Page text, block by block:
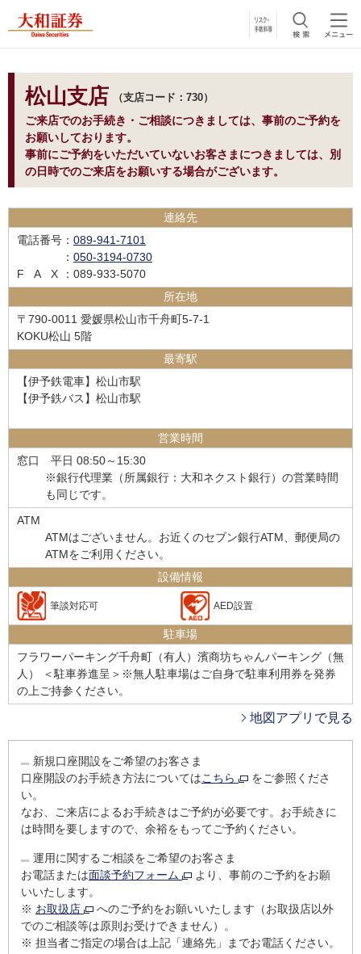
松山支店 支店コード：730
ご来店でのお手続き・ご相談につきましては、事前のご予約を
お願いしております。
事前にご予約をいただいていないお客さまにつきましては、別
の日時でのご来店をお願いする場合がございます。
連絡先
電話番号 ： 089-941-7101
： 050-3194-0730
FAX：089-933-5070
所在地
〒790-0011 愛媛県松山市千舟町5-7-1
KOKU松山 5階
最寄駅
【伊予鉄電車】松山市駅
【伊予鉄バス】松山市駅
営業時間
窓口
平日 08:50～15:30
※銀行代理業（所属銀行：大和ネクスト銀行）の営業時間
も同じです。
ATM
ATMはございません。お近くのセブン銀行ATM、郵便局の
ATMをご利用ください。
設備情報
筆談対応可 AED設置
駐車場
フラワーパーキング千舟町（有人）濱商坊ちゃんパーキング（無
人） ＜駐車券進呈＞※無人駐車場はご自身で駐車利用券を発券
の上ご持参ください。
地図アプリで見る
新規口座開設をご希望のお客さま
口座開設のお手続き方法についてはこちら
をご参照くださ
い。
なお、ご来店によるお手続きはご予約が必要です。お手続きに
は時間を要しますので、余裕をもってご予約ください。
運用に関するご相談をご希望のお客さま
お電話または面談予約フォーム
より、事前のご予約をお願
いいたします。
※ お取扱店
へのご予約をお願いいたします（お取扱店以外
でのご相談等は原則お受けできません）。
※ 担当者ご指定の場合は上記「連絡先」までお電話ください。